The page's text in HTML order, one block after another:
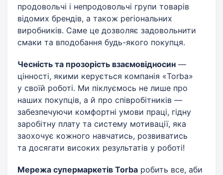
продовольчі і непродовольчі групи товарів
відомих брендів, а також регіональних
виробників. Саме це дозволяє задовольнити
смаки та вподобання будь-якого покупця.
Чесність та прозорість взаємовідносин —
цінності, якими керується компанія «Torba»
у своїй роботі. Ми піклуємось не лише про
наших покупців, а й про співробітників —
забезпечуючи комфортні умови праці, гідну
заробітну плату та систему мотивації, яка
заохочує кожного навчатись, розвиватись
та досягати високих результатів у роботі!
Мережа супермаркетів Torba робить все, аби